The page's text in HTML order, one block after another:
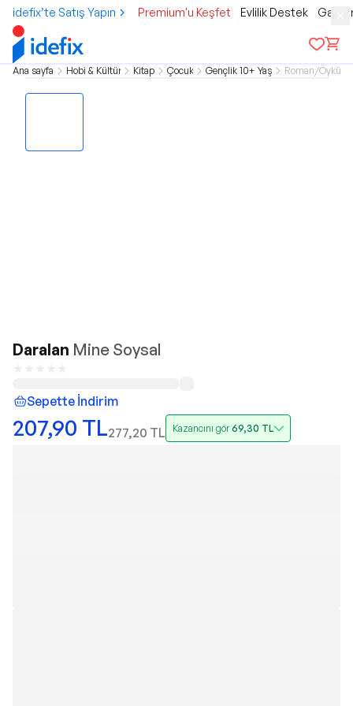
idefix’te Satış Yapın Premium'u Keşfet Evlilik Destek
Ana sayfa Hobi & Kültür Kitap Çocuk Gençlik 10+ Yaş Roman/Öykü
Daralan Mine Soysal
Sepette İndirim
207,90 TL277,20 TL Kazancını gör69,30 TL